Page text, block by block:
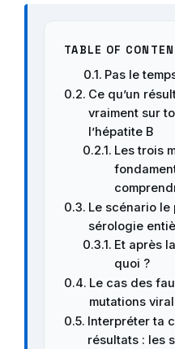
TABLE OF
Pas le
Ce qu’un
vraiment sur
l’hépatite B
Les trois
Le scénario le
sérologie
Et après
quoi ?
Le cas des
mutations
Interpréter ta
résultats : les